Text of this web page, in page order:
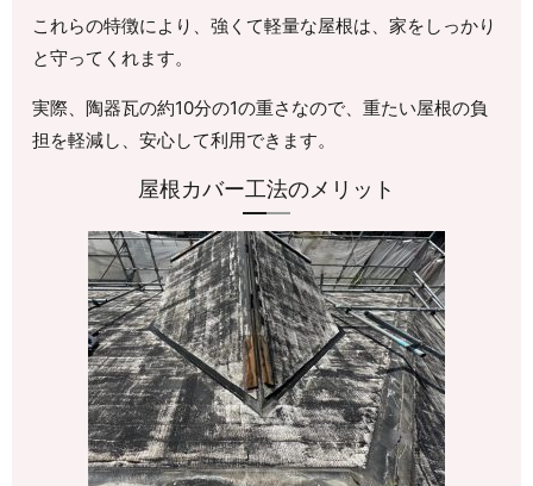
これらの特徴により、強くて軽量な屋根は、家をしっかり
と守ってくれます。
実際、陶器瓦の約10分の1の重さなので、重たい屋根の負
担を軽減し、安心して利用できます。
屋根カバー工法のメリット